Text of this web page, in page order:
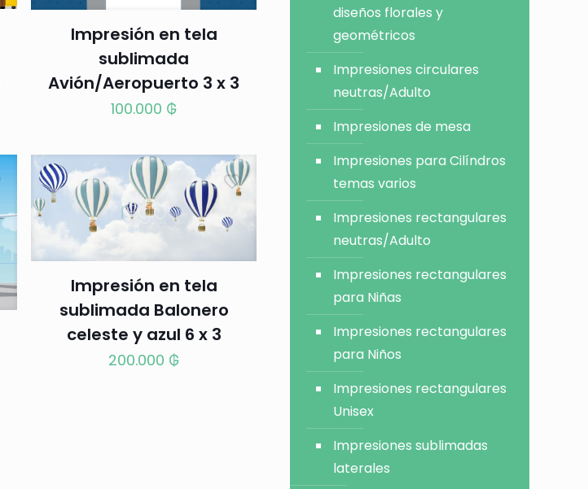
Impresión en tela
sublimada
Avión/Aeropuerto 3 x 3
100.000 ₲
Impresión en tela
sublimada Balonero
celeste y azul 6 x 3
200.000 ₲
diseños florales y
geométricos
Impresiones circulares
neutras/Adulto
Impresiones de mesa
Impresiones para Cilíndros
temas varios
Impresiones rectangulares
neutras/Adulto
Impresiones rectangulares
para Niñas
Impresiones rectangulares
para Niños
Impresiones rectangulares
Unisex
Impresiones sublimadas
laterales